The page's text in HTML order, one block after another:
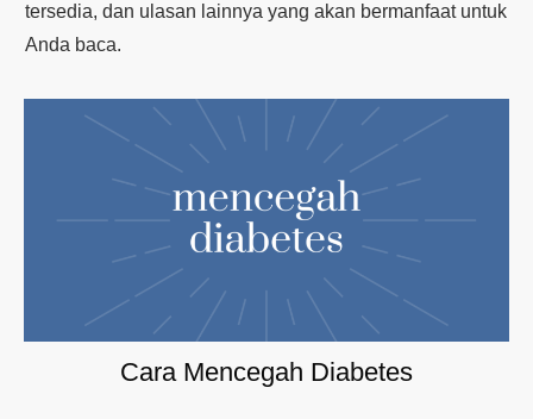
tersedia, dan ulasan lainnya yang akan bermanfaat untuk
Anda baca.
Cara Mencegah Diabetes